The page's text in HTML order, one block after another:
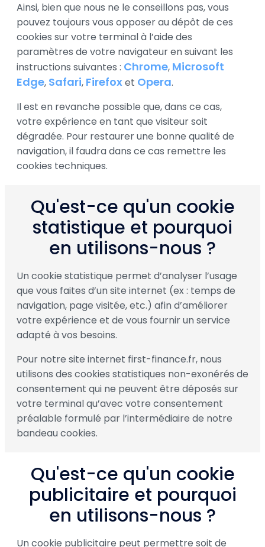
Ainsi, bien que nous ne le conseillons pas, vous
pouvez toujours vous opposer au dépôt de ces
cookies sur votre terminal à l’aide des
paramètres de votre navigateur en suivant les
instructions suivantes : Chrome, Microsoft
Edge, Safari, Firefoxet Opera.
Il est en revanche possible que, dans ce cas,
votre expérience en tant que visiteur soit
dégradée. Pour restaurer une bonne qualité de
navigation, il faudra dans ce cas remettre les
cookies techniques.
Qu'est-ce qu'un cookie
statistique et pourquoi
en utilisons-nous ?
Un cookie statistique permet d’analyser l’usage
que vous faites d’un site internet (ex : temps de
navigation, page visitée, etc.) afin d’améliorer
votre expérience et de vous fournir un service
adapté à vos besoins.
Pour notre site internet first-finance.fr, nous
utilisons des cookies statistiques non-exonérés de
consentement qui ne peuvent être déposés sur
votre terminal qu’avec votre consentement
préalable formulé par l’intermédiaire de notre
bandeau cookies.
Qu'est-ce qu'un cookie
publicitaire et pourquoi
en utilisons-nous ?
Un cookie publicitaire peut permettre soit de